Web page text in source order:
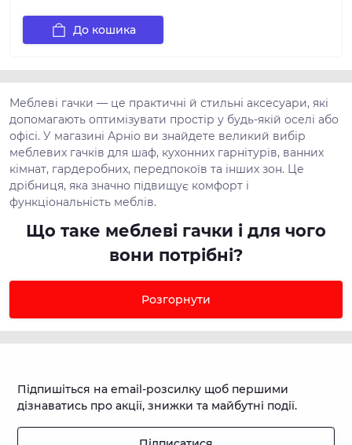
До кошика
Меблеві гачки — це практичні й стильні аксесуари, які
допомагають оптимізувати простір у будь-якій оселі або
офісі. У магазині Арніо ви знайдете великий вибір
меблевих гачків для шаф, кухонних гарнітурів, ванних
кімнат, гардеробних, передпокоїв та інших зон. Це
дрібниця, яка значно підвищує комфорт і
функціональність меблів.
Що таке меблеві гачки і для чого
вони потрібні?
розміщувати речі: рушники, сумки, кухонні аксесуари,
місце й підтримуєте порядок без зайвих зусиль.
вибрати?
У каталозі Арніо представлені такі види меблевих
гачків:
Розгорнути
Підпишіться на email-розсилку щоб першими
дізнаватись про акції, знижки та майбутні події.